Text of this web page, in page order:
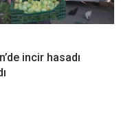
incir hasadı